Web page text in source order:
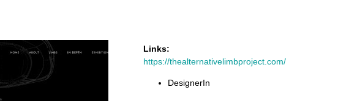
Links:
https://thealternativelimbproject.com/
DesignerIn